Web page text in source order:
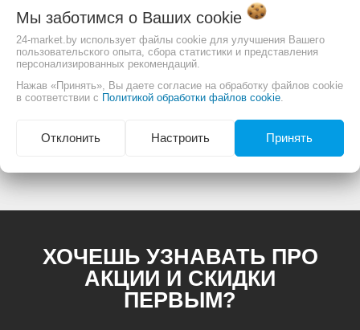
Основные
Диаметр
80 мм
Длина (м)
100
Давление рабочее, (бар)3
Изображение товара и комплектация могут
Полное описание:
ХОЧЕШЬ УЗНАВАТЬ ПРО
АКЦИИ И СКИДКИ
ПЕРВЫМ?
Мы заботимся о Ваших cookie
24-market.by использует файлы cookie для улучшения Вашего
пользовательского опыта, сбора статистики и представления
персонализированных рекомендаций.
Нажав «Принять», Вы даете согласие на обработку файлов cookie
в соответствии с Политикой обработки файлов cookie
Отклонить Настроить Принять